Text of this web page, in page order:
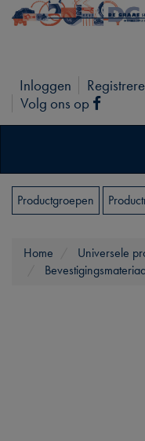
Inloggen
Volg ons op
Productgroepen
Home
Universele